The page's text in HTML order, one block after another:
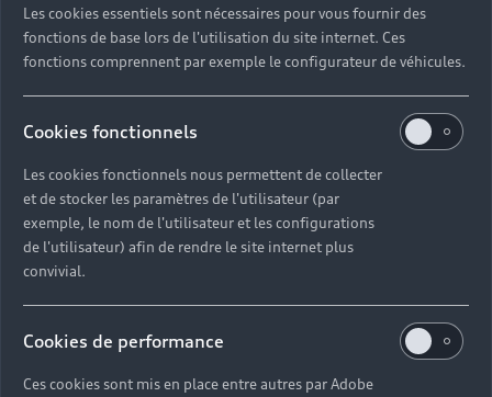
Découvrez nos autres vidéos
Audi électrique
Les cookies essentiels sont nécessaires pour vous fournir des
fonctions de base lors de l'utilisation du site internet. Ces
fonctions comprennent par exemple le configurateur de véhicules.
Cookies fonctionnels
Les cookies fonctionnels nous permettent de collecter
et de stocker les paramètres de l'utilisateur (par
exemple, le nom de l'utilisateur et les configurations
de l'utilisateur) afin de rendre le site internet plus
convivial.
Cookies de performance
Ces cookies sont mis en place entre autres par Adobe